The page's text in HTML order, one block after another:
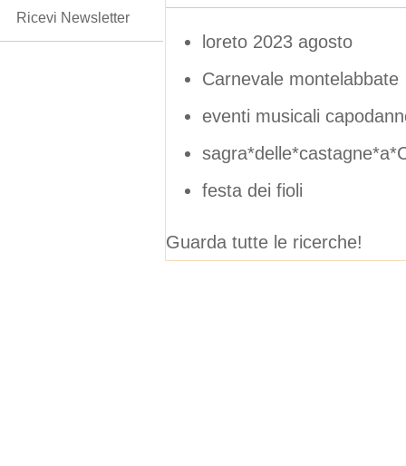
loreto 2023 agosto
Carnevale montelabbate
eventi musicali
festa dei fioli
Guarda tutte le ricerche!
Ricevi Newsletter